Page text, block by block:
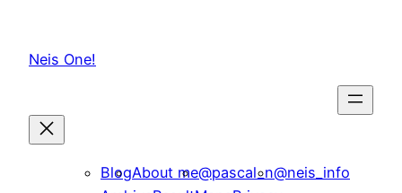
content
Neis One!
BlogAbout me@pascal_n@neis_info